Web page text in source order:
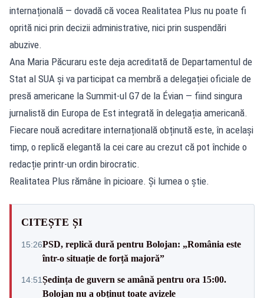
internațională — dovadă că vocea Realitatea Plus nu poate fi
oprită nici prin decizii administrative, nici prin suspendări
abuzive.
Ana Maria Păcuraru este deja acreditată de Departamentul de
Stat al SUA și va participat ca membră a delegației oficiale de
presă americane la Summit-ul G7 de la Évian — fiind singura
jurnalistă din Europa de Est integrată în delegația americană.
Fiecare nouă acreditare internațională obținută este, în același
timp, o replică elegantă la cei care au crezut că pot închide o
redacție printr-un ordin birocratic.
Realitatea Plus rămâne în picioare. Și lumea o știe.
CITEȘTE ȘI
15:26PSD, replică dură pentru Bolojan: „România este
într-o situație de forță majoră”
14:51Ședința de guvern se amână pentru ora 15:00.
Bolojan nu a obținut toate avizele